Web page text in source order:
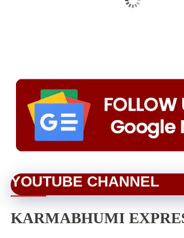
YOUTUBE CHANNEL
KARMABHUMI